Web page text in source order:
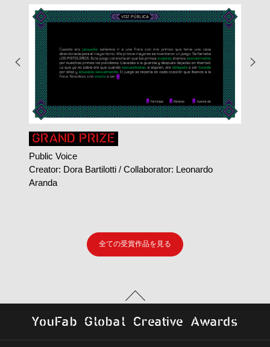
GRAND PRIZE
Public Voice
Creator: Dora Bartilotti / Collaborator: Leonardo
Aranda
全ての受賞作品を見る
YouFab Global Creative Awards